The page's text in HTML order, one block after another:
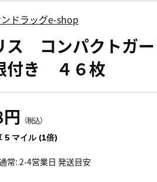
ドラッグe-shop
ス コンパクトガ
付き ４６枚
（税込）
5 マイル (1倍)
常: 2-4営業日 発送目安